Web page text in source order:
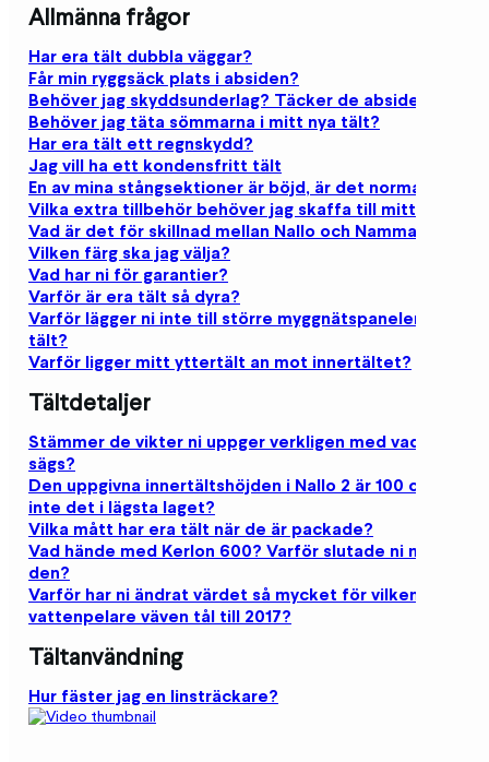
Allmänna frågor
Har era tält dubbla väggar?
Får min ryggsäck plats i absiden?
Behöver jag skyddsunderlag? Täcker de absiderna?
Behöver jag täta sömmarna i mitt nya tält?
Har era tält ett regnskydd?
Jag vill ha ett kondensfritt tält
En av mina stångsektioner är böjd, är det normalt?
Vilka extra tillbehör behöver jag skaffa till mitt tält?
Vad är det för skillnad mellan Nallo och Nammatj?
Vilken färg ska jag välja?
Vad har ni för garantier?
Varför är era tält så dyra?
Varför lägger ni inte till större myggnätspaneler i era
tält?
Varför ligger mitt yttertält an mot innertältet?
Tältdetaljer
Stämmer de vikter ni uppger verkligen med vad som
sägs?
Den uppgivna innertältshöjden i Nallo 2 är 100 cm, är
inte det i lägsta laget?
Vilka mått har era tält när de är packade?
Vad hände med Kerlon 600? Varför slutade ni med
den?
Varför har ni ändrat värdet så mycket för vilken
vattenpelare väven tål till 2017?
Tältanvändning
Hur fäster jag en linsträckare?